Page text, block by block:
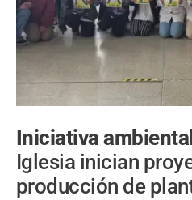
Iniciativa
Iglesia inician
producción de